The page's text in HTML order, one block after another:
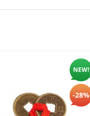
NEW!
-28%